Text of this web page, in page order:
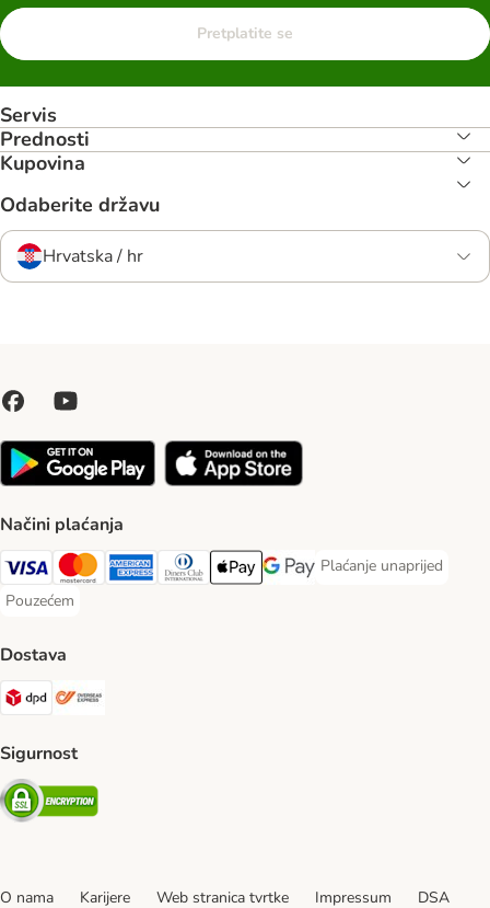
Pretplatite se
Servis
Prednosti
Kupovina
Odaberite državu
Hrvatska / hr
Načini plaćanja
Visa Payment Method
MasterCard Payment Method
American Express Payment Method
Diners Club Payment Method
Payment MethodGoogle pay Payment Method
Plaćanje unaprijed
Plaćanje unaprijed
Pouzećem
Pouzećem Payment Method
Dostava
DPD Shipping Method
Sigurnost
Security
O nama Karijere Web stranica tvrtke Impressum DSA